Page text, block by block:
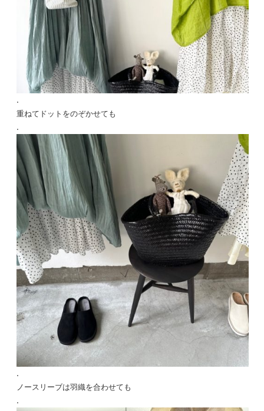
.
重ねてドットをのぞかせても
.
.
ノースリーブは羽織を合わせても
.